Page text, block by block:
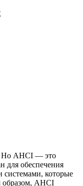
Но AHCI — это
для обеспечения
системами, которые
образом, AHCI